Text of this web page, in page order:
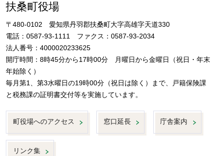
扶桑町役場
〒480-0102 愛知県丹羽郡扶桑町大字高雄字天道330
電話：0587-93-1111 ファクス：0587-93-2034
法人番号：4000020233625
開庁時間：8時45分から17時00分 月曜日から金曜日（祝日・年末
年始除く）
毎月第1、第3水曜日の19時00分（祝日は除く）まで、戸籍保険課
と税務課の証明書交付等を実施しています。
町役場へのアクセス 窓口延長 庁舎案内
リンク集